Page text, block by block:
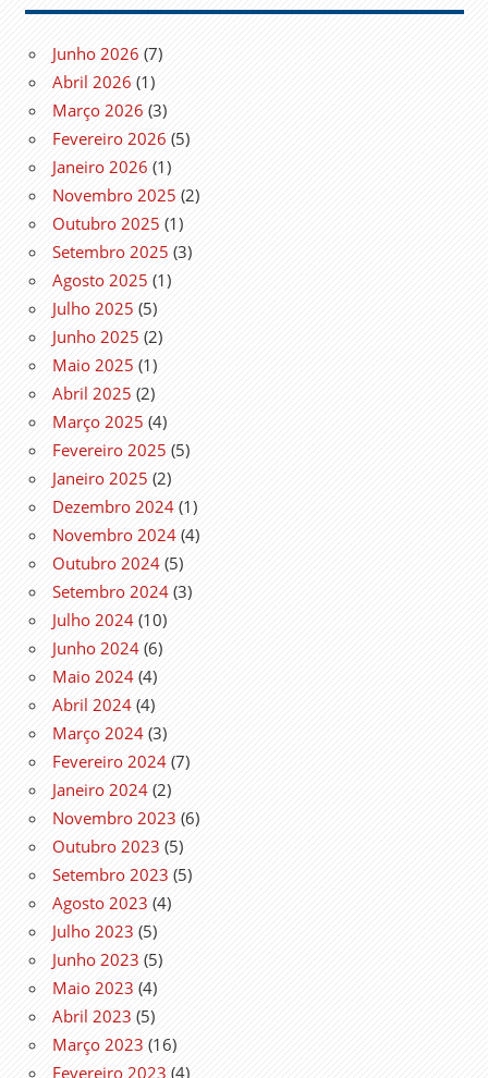
Junho 2026 (7)
Abril 2026 (1)
Março 2026 (3)
Fevereiro 2026 (5)
Janeiro 2026 (1)
Novembro 2025 (2)
Outubro 2025 (1)
Setembro 2025 (3)
Agosto 2025 (1)
Julho 2025 (5)
Junho 2025 (2)
Maio 2025 (1)
Abril 2025 (2)
Março 2025 (4)
Fevereiro 2025 (5)
Janeiro 2025 (2)
Dezembro 2024 (1)
Novembro 2024 (4)
Outubro 2024 (5)
Setembro 2024 (3)
Julho 2024 (10)
Junho 2024 (6)
Maio 2024 (4)
Abril 2024 (4)
Março 2024 (3)
Fevereiro 2024 (7)
Janeiro 2024 (2)
Novembro 2023 (6)
Outubro 2023 (5)
Setembro 2023 (5)
Agosto 2023 (4)
Julho 2023 (5)
Junho 2023 (5)
Maio 2023 (4)
Abril 2023 (5)
Março 2023 (16)
Fevereiro 2023 (4)